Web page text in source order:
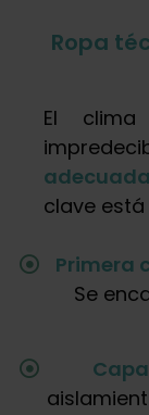
Ropa
El
adecuada
clave
Primera
Se